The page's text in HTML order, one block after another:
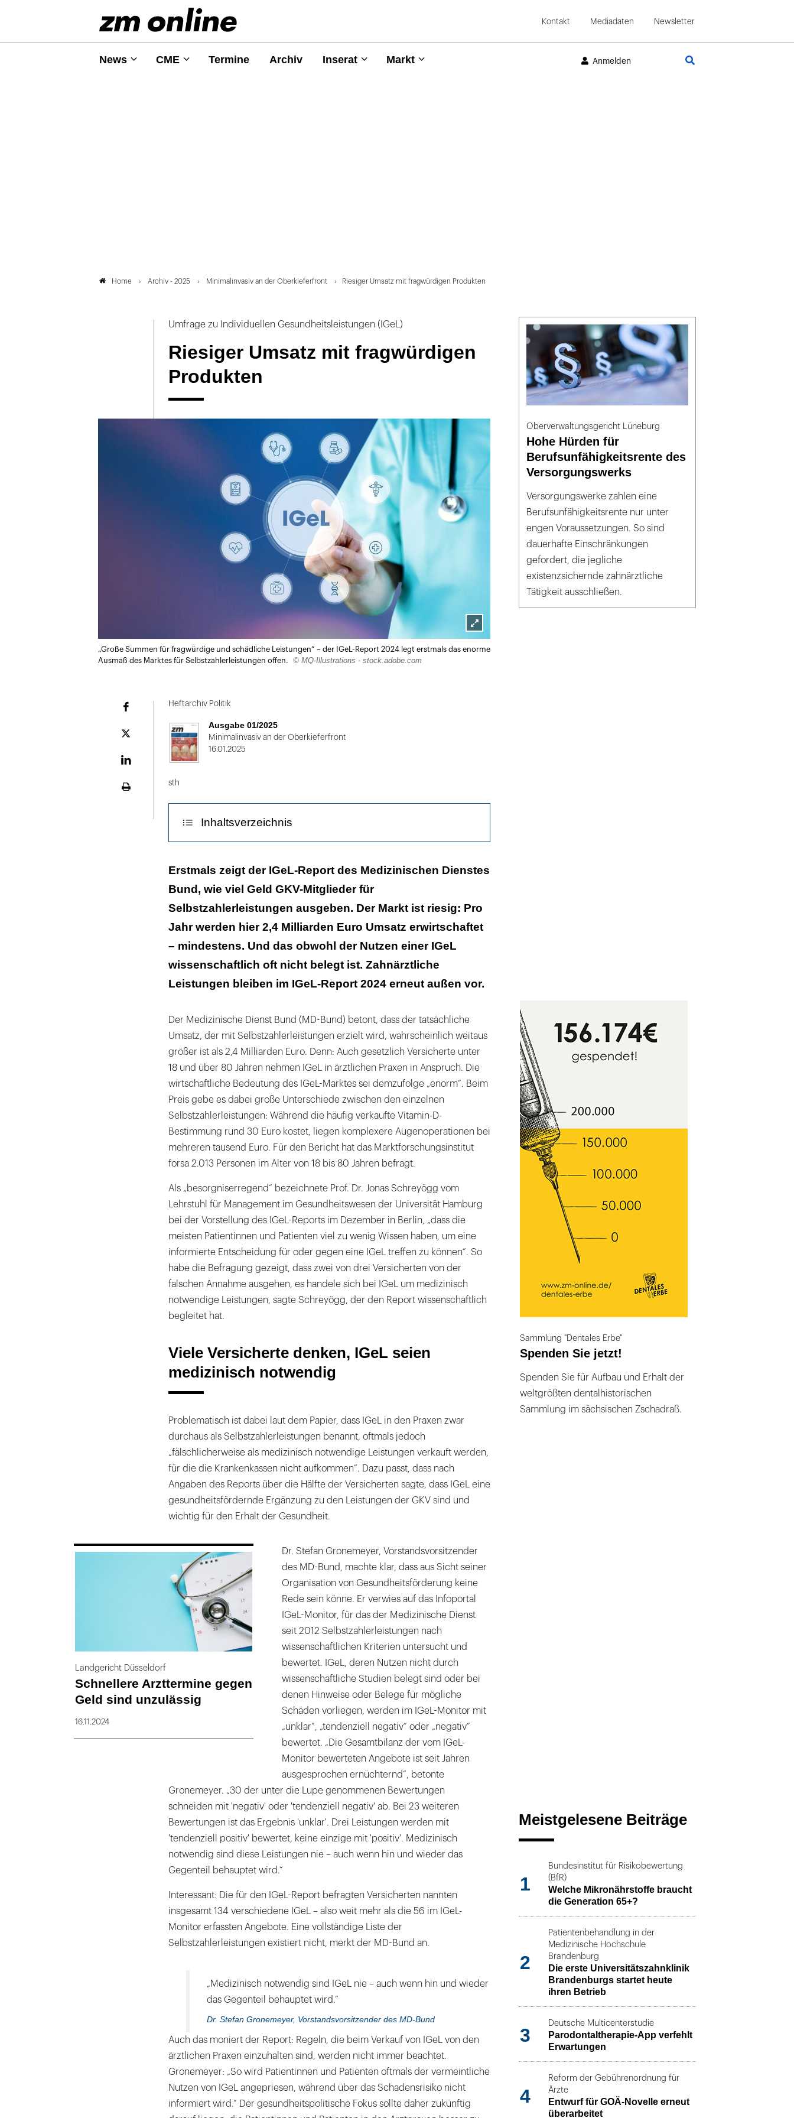
Kontakt Mediadaten Newsletter
News CME Termine Archiv Inserat Markt Anmelden
Home Archiv - 2025 Minimalinvasiv an der Oberkieferfront Riesiger Umsatz mit fragwürdigen Produkten
Umfrage zu Individuellen Gesundheitsleistungen (IGeL)
Riesiger Umsatz mit fragwürdigen
Produkten
Lightbox
öffnen
„Große Summen für fragwürdige und schädliche Leistungen“ – der IGeL-Report 2024 legt erstmals das enorme
Ausmaß des Marktes für Selbstzahlerleistungen offen.
© MQ-Illustrations - stock.adobe.com
Plattform
Heftarchiv Politik
Ausgabe 01/2025
Minimalinvasiv an der Oberkieferfront
16.01.2025
sth
Inhaltsverzeichnis
Viele Versicherte denken, IGeL seien medizinisch notwendig
Die Gynäkologie bleibt Top-Anbieter
Zahnärztliche Leistungen bleiben außen vor
Erstmals zeigt der IGeL-Report des Medizinischen Dienstes
Bund, wie viel Geld GKV-Mitglieder für
Selbstzahlerleistungen ausgeben. Der Markt ist riesig: Pro
Jahr werden hier 2,4 Milliarden Euro Umsatz erwirtschaftet
– mindestens. Und das obwohl der Nutzen einer IGeL
wissenschaftlich oft nicht belegt ist. Zahnärztliche
Leistungen bleiben im IGeL-Report 2024 erneut außen vor.
Der Medizinische Dienst Bund (MD-Bund) betont, dass der tatsächliche
Umsatz, der mit Selbstzahlerleistungen erzielt wird, wahrscheinlich weitaus
größer ist als 2,4 Milliarden Euro. Denn: Auch gesetzlich Versicherte unter
18 und über 80 Jahren nehmen IGeL in ärztlichen Praxen in Anspruch. Die
wirtschaftliche Bedeutung des IGeL-Marktes sei demzufolge „enorm“. Beim
Preis gebe es dabei große Unterschiede zwischen den einzelnen
Selbstzahlerleistungen: Während die häufig verkaufte Vitamin-D-
Bestimmung rund 30 Euro kostet, liegen komplexere Augenoperationen bei
mehreren tausend Euro. Für den Bericht hat das Marktforschungsinstitut
forsa 2.013 Personen im Alter von 18 bis 80 Jahren befragt.
Als „besorgniserregend“ bezeichnete Prof. Dr. Jonas Schreyögg vom
Lehrstuhl für Management im Gesundheitswesen der Universität Hamburg
bei der Vorstellung des IGeL-Reports im Dezember in Berlin, „dass die
meisten Patientinnen und Patienten viel zu wenig Wissen haben, um eine
informierte Entscheidung für oder gegen eine IGeL treffen zu können“. So
habe die Befragung gezeigt, dass zwei von drei Versicherten von der
falschen Annahme ausgehen, es handele sich bei IGeL um medizinisch
notwendige Leistungen, sagte Schreyögg, der den Report wissenschaftlich
begleitet hat.
Viele Versicherte denken, IGeL seien
medizinisch notwendig
Problematisch ist dabei laut dem Papier, dass IGeL in den Praxen zwar
durchaus als Selbstzahlerleistungen benannt, oftmals jedoch
„fälschlicherweise als medizinisch notwendige Leistungen verkauft werden,
für die die Krankenkassen nicht aufkommen“. Dazu passt, dass nach
Angaben des Reports über die Hälfte der Versicherten sagte, dass IGeL eine
gesundheitsfördernde Ergänzung zu den Leistungen der GKV sind und
wichtig für den Erhalt der Gesundheit.
Landgericht Düsseldorf
Schnellere Arzttermine gegen
Geld sind unzulässig
16.11.2024
Dr. Stefan Gronemeyer, Vorstandsvorsitzender
des MD-Bund, machte klar, dass aus Sicht seiner
Organisation von Gesundheitsförderung keine
Rede sein könne. Er verwies auf das Infoportal
IGeL-Monitor, für das der Medizinische Dienst
seit 2012 Selbstzahlerleistungen nach
wissenschaftlichen Kriterien untersucht und
bewertet. IGeL, deren Nutzen nicht durch
wissenschaftliche Studien belegt sind oder bei
denen Hinweise oder Belege für mögliche
Schäden vorliegen, werden im IGeL-Monitor mit
„unklar“, „tendenziell negativ“ oder „negativ“
bewertet. „Die Gesamtbilanz der vom IGeL-
Monitor bewerteten Angebote ist seit Jahren
ausgesprochen ernüchternd“, betonte
Gronemeyer. „30 der unter die Lupe genommenen Bewertungen
schneiden mit 'negativ' oder 'tendenziell negativ' ab. Bei 23 weiteren
Bewertungen ist das Ergebnis 'unklar'. Drei Leistungen werden mit
'tendenziell positiv' bewertet, keine einzige mit 'positiv'. Medizinisch
notwendig sind diese Leistungen nie – auch wenn hin und wieder das
Gegenteil behauptet wird.“
Interessant: Die für den IGeL-Report befragten Versicherten nannten
insgesamt 134 verschiedene IGeL – also weit mehr als die 56 im IGeL-
Monitor erfassten Angebote. Eine vollständige Liste der
Selbstzahlerleistungen existiert nicht, merkt der MD-Bund an.
„Medizinisch notwendig sind IGeL nie – auch wenn hin und wieder
das Gegenteil behauptet wird.“
Dr. Stefan Gronemeyer, Vorstandsvorsitzender des MD-Bund
Auch das moniert der Report: Regeln, die beim Verkauf von IGeL von den
ärztlichen Praxen einzuhalten sind, werden nicht immer beachtet.
Gronemeyer: „So wird Patientinnen und Patienten oftmals der vermeintliche
Nutzen von IGeL angepriesen, während über das Schadensrisiko nicht
informiert wird.“ Der gesundheitspolitische Fokus sollte daher zukünftig
Oberverwaltungsgericht Lüneburg
Hohe Hürden für
Berufsunfähigkeitsrente des
Versorgungswerks
Versorgungswerke zahlen eine
Berufsunfähigkeitsrente nur unter
engen Voraussetzungen. So sind
dauerhafte Einschränkungen
gefordert, die jegliche
existenzsichernde zahnärztliche
Tätigkeit ausschließen.
Sammlung "Dentales Erbe"
Spenden Sie jetzt!
Spenden Sie für Aufbau und Erhalt der
weltgrößten dentalhistorischen
Sammlung im sächsischen Zschadraß.
Meistgelesene Beiträge
1
Bundesinstitut für Risikobewertung
(BfR)
Welche Mikronährstoffe braucht
die Generation 65+?
2
Patientenbehandlung in der
Medizinische Hochschule
Brandenburg
Die erste Universitätszahnklinik
Brandenburgs startet heute
ihren Betrieb
3
Deutsche Multicenterstudie
Parodontaltherapie-App verfehlt
Erwartungen
4
Reform der Gebührenordnung für
Ärzte
Entwurf für GOÄ-Novelle erneut
überarbeitet